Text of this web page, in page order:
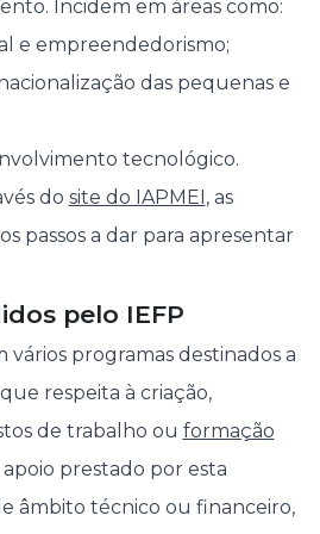
Incidem em áreas como:
e empreendedorismo;
das pequenas e
tecnológico.
do site do IAPMEI , as
passos a dar para apresentar
pelo IEFP
programas destinados a
respeita à criação,
de trabalho ou formação
apoio prestado por esta
âmbito técnico ou financeiro,